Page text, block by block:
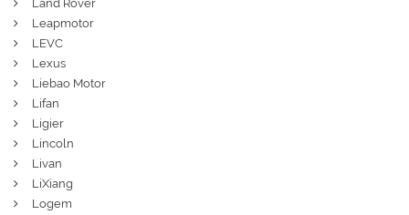
Land Rover
Leapmotor
LEVC
Lexus
Liebao Motor
Lifan
Ligier
Lincoln
Livan
LiXiang
Logem